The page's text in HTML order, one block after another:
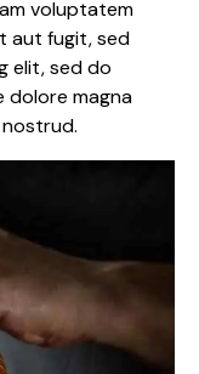
voluptatem
aut fugit, sed
elit, sed do
dolore magna
nostrud.